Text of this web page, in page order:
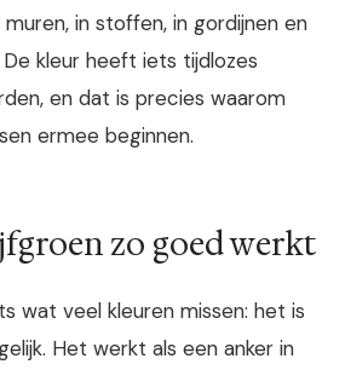
in stoffen, in gordijnen en
kleur heeft iets tijdlozes
en dat is precies waarom
ermee beginnen.
zo goed werkt
wat veel kleuren missen: het is
Het werkt als een anker in